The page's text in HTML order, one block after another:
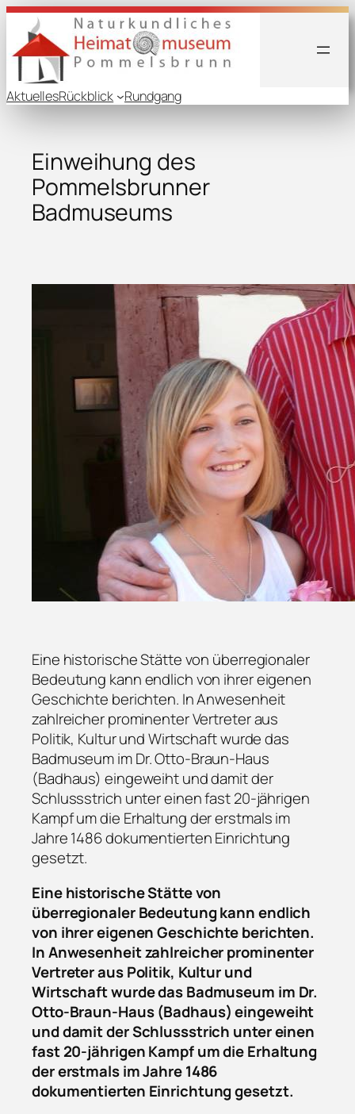
AktuellesRückblick Rundgang
Einweihung des
Pommelsbrunner
Badmuseums
Eine historische Stätte von überregionaler
Bedeutung kann endlich von ihrer eigenen
Geschichte berichten. In Anwesenheit
zahlreicher prominenter Vertreter aus
Politik, Kultur und Wirtschaft wurde das
Badmuseum im Dr. Otto-Braun-Haus
(Badhaus) eingeweiht und damit der
Schlussstrich unter einen fast 20-jährigen
Kampf um die Erhaltung der erstmals im
Jahre 1486 dokumentierten Einrichtung
gesetzt.
Eine historische Stätte von
überregionaler Bedeutung kann endlich
von ihrer eigenen Geschichte berichten.
In Anwesenheit zahlreicher prominenter
Vertreter aus Politik, Kultur und
Wirtschaft wurde das Badmuseum im Dr.
Otto-Braun-Haus (Badhaus) eingeweiht
und damit der Schlussstrich unter einen
fast 20-jährigen Kampf um die Erhaltung
der erstmals im Jahre 1486
dokumentierten Einrichtung gesetzt.